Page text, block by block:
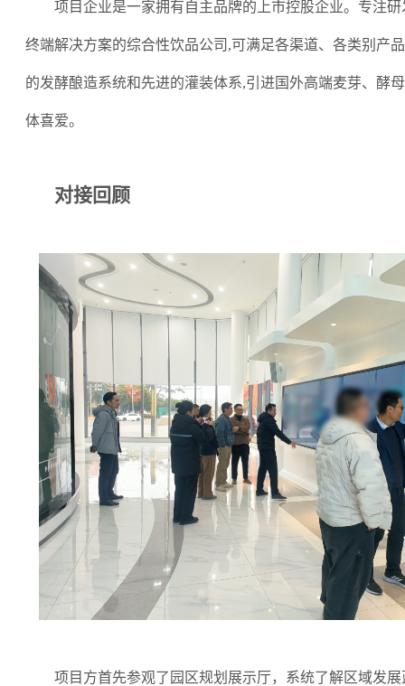
项目企业是一家拥有自主品牌的上市控股企业。专注研
终端解决方案的综合性饮品公司 ,可满足各渠道、各类别产
的发酵酿造系统和先进的灌装体系,引进国外高端麦芽、酵
体喜爱。
对接回顾
项目方首先参观了园区规划展示厅，系统了解区域发展